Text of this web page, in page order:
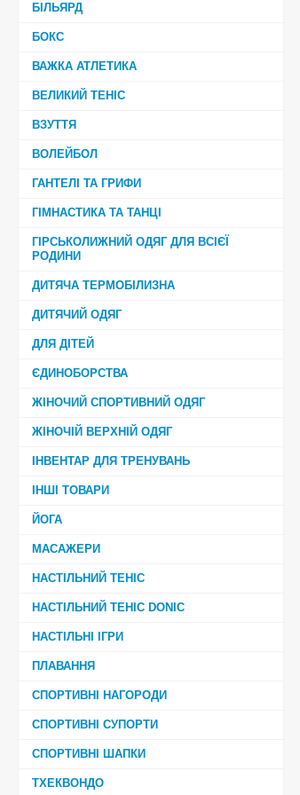
БІЛЬЯРД
БОКС
ВАЖКА АТЛЕТИКА
ВЕЛИКИЙ ТЕНІС
ВЗУТТЯ
ВОЛЕЙБОЛ
ГАНТЕЛІ ТА ГРИФИ
ГІМНАСТИКА ТА ТАНЦІ
ГІРСЬКОЛИЖНИЙ ОДЯГ ДЛЯ ВСІЄЇ
РОДИНИ
ДИТЯЧА ТЕРМОБІЛИЗНА
ДИТЯЧИЙ ОДЯГ
ДЛЯ ДІТЕЙ
ЄДИНОБОРСТВА
ЖІНОЧИЙ СПОРТИВНИЙ ОДЯГ
ЖІНОЧІЙ ВЕРХНІЙ ОДЯГ
ІНВЕНТАР ДЛЯ ТРЕНУВАНЬ
ІНШІ ТОВАРИ
ЙОГА
МАСАЖЕРИ
НАСТІЛЬНИЙ ТЕНІС
НАСТІЛЬНИЙ ТЕНІС DONIC
НАСТІЛЬНІ ІГРИ
ПЛАВАННЯ
СПОРТИВНІ НАГОРОДИ
СПОРТИВНІ СУПОРТИ
СПОРТИВНІ ШАПКИ
ТХЕКВОНДО